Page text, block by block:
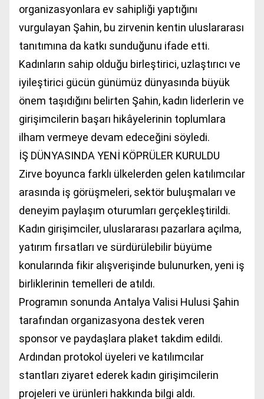
organizasyonlara ev sahipliği yaptığını
vurgulayan Şahin, bu zirvenin kentin uluslararası
tanıtımına da katkı sunduğunu ifade etti.
Kadınların sahip olduğu birleştirici, uzlaştırıcı ve
iyileştirici gücün günümüz dünyasında büyük
önem taşıdığını belirten Şahin, kadın liderlerin ve
girişimcilerin başarı hikâyelerinin toplumlara
ilham vermeye devam edeceğini söyledi.
İŞ DÜNYASINDA YENİ KÖPRÜLER KURULDU
Zirve boyunca farklı ülkelerden gelen katılımcılar
arasında iş görüşmeleri, sektör buluşmaları ve
deneyim paylaşım oturumları gerçekleştirildi.
Kadın girişimciler, uluslararası pazarlara açılma,
yatırım fırsatları ve sürdürülebilir büyüme
konularında fikir alışverişinde bulunurken, yeni iş
birliklerinin temelleri de atıldı.
Programın sonunda Antalya Valisi Hulusi Şahin
tarafından organizasyona destek veren
sponsor ve paydaşlara plaket takdim edildi.
Ardından protokol üyeleri ve katılımcılar
stantları ziyaret ederek kadın girişimcilerin
projeleri ve ürünleri hakkında bilgi aldı.